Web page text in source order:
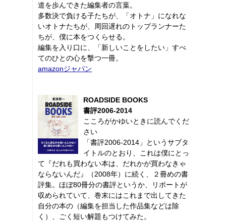
道を歩んできた編集者の言葉。
多数決で負ける子たちが、「オトナ」になれな
いオトナたちが、周回遅れのトップランナーた
ちが、僕に本をつくらせる。
編集を入り口に、「新しいことをしたい」すべ
てのひとの心を撃つ一冊。
amazonジャパン
ROADSIDE BOOKS
書評2006-2014
こころがかゆいときに読んでくだ
さい
「書評2006-2014」というサブタ
イトルのとおり、これは僕にとっ
て『だれも買わない本は、だれかが買わなきゃ
ならないんだ』（2008年）に続く、２冊めの書
評集。ほぼ80冊分の書評というか、リポートが
収められていて、巻末にはこれまで出してきた
自分の本の（編集を担当した作品集などは除
く）、ごく短い解題もつけてみた。